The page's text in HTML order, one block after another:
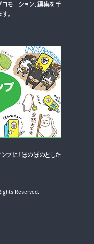
モーション、編集を手
。
プに！ほのぼのとした
Reserved.